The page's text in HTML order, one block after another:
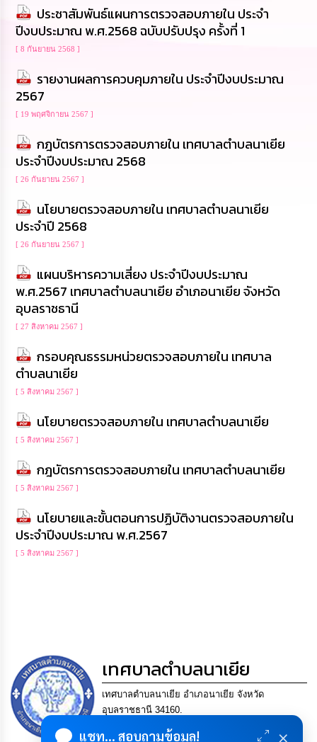
จ้าง
การ
การ
คลัง
นโยบาย
No
Gift
Policy
การ
ดำเนิน
การ
เพื่อ
ป้องกัน
การ
ทุจริต
มาตรการ
ส่ง
คุณธรรม
และ
ความ
โปร่งใส
ร้อง
เรียน
ทุกข์
Service
กิจการ
สภา
ถิ่น
ของ
เรา
การ
จัดการ
ประชาสัมพันธ์แผนการตรวจสอบภายใน ประจำ
ปีงบประมาณ พ.ศ.2568 ฉบับปรับปรุง ครั้งที่ 1
[ 8 กันยายน 2568 ]
รายงานผลการควบคุมภายใน ประจำปีงบประมาณ
2567
[ 19 พฤศจิกายน 2567 ]
กฎบัตรการตรวจสอบภายใน เทศบาลตำบลนาเยีย
ประจำปีงบประมาณ 2568
[ 26 กันยายน 2567 ]
นโยบายตรวจสอบภายใน เทศบาลตำบลนาเยีย
ประจำปี 2568
[ 26 กันยายน 2567 ]
แผนบริหารความเสี่ยง ประจำปีงบประมาณ
พ.ศ.2567 เทศบาลตำบลนาเยีย อำเภอนาเยีย จังหวัด
อุบลราชธานี
[ 27 สิงหาคม 2567 ]
กรอบคุณธรรมหน่วยตรวจสอบภายใน เทศบาล
ตำบลนาเยีย
[ 5 สิงหาคม 2567 ]
นโยบายตรวจสอบภายใน เทศบาลตำบลนาเยีย
[ 5 สิงหาคม 2567 ]
กฎบัตรการตรวจสอบภายใน เทศบาลตำบลนาเยีย
[ 5 สิงหาคม 2567 ]
นโยบายและขั้นตอนการปฏิบัติงานตรวจสอบภายใน
ประจำปีงบประมาณ พ.ศ.2567
[ 5 สิงหาคม 2567 ]
เทศบาลตำบลนาเยีย
เทศบาลตำบลนาเยีย อำเภอนาเยีย จังหวัด
อุบลราชธานี 34160.
แชท... สอบถามข้อมูล! ×